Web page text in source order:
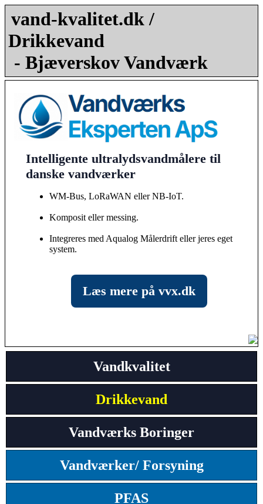
vand-kvalitet.dk /
Drikkevand
- Bjæverskov Vandværk
Intelligente ultralydsvandmålere til
danske vandværker
WM-Bus, LoRaWAN eller NB-IoT.
Komposit eller messing.
Integreres med Aqualog Målerdrift eller jeres eget
system.
Læs mere på vvx.dk
Vandkvalitet
Drikkevand
Vandværks Boringer
Vandværker/ Forsyning
PFAS